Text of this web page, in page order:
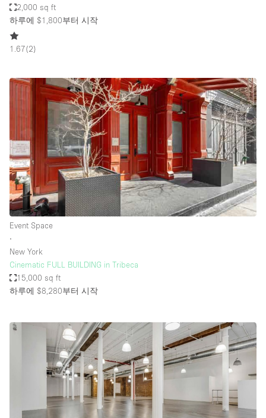
2,000 sq ft
하루에 $1,800부터 시작
1.67(2)
Event Space
∙
New York
Cinematic FULL BUILDING in Tribeca
15,000 sq ft
하루에 $8,280부터 시작